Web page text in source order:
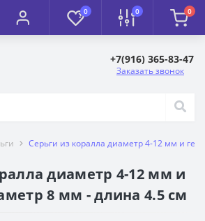
0 0 0
+7(916) 365-83-47
Заказать звонок
Серьги из коралла диаметр 4-12 мм и
диаметр 4-12 мм и
8 мм - длина 4.5 см